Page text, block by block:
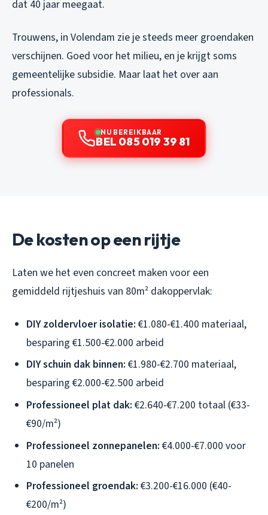
dat 40 jaar meegaat.
Trouwens, in Volendam zie je steeds meer groendaken
verschijnen. Goed voor het milieu, en je krijgt soms
gemeentelijke subsidie. Maar laat het over aan
professionals.
NU BEREIKBAAR
BEL 085 019 39 81
De kosten op een rijtje
Laten we het even concreet maken voor een
gemiddeld rijtjeshuis van 80m² dakoppervlak:
DIY zoldervloer isolatie: €1.080-€1.400 materiaal,
besparing €1.500-€2.000 arbeid
DIY schuin dak binnen: €1.980-€2.700 materiaal,
besparing €2.000-€2.500 arbeid
Professioneel plat dak: €2.640-€7.200 totaal (€33-
€90/m²)
Professioneel zonnepanelen: €4.000-€7.000 voor
10 panelen
Professioneel groendak: €3.200-€16.000 (€40-
€200/m²)